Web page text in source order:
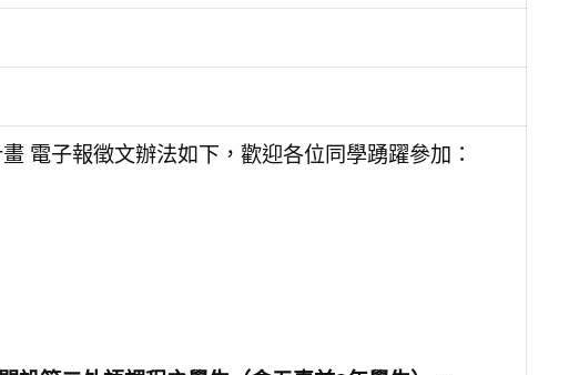
電子報徵文辦法如下，歡迎各位同學踴躍參加：